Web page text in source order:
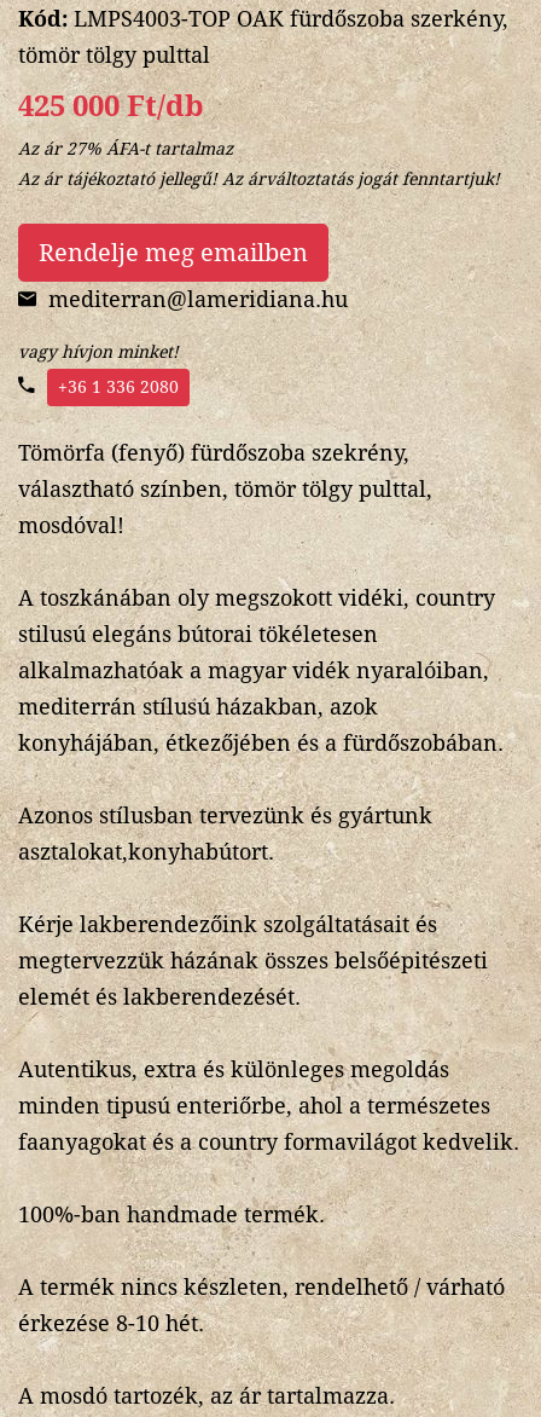
Kód:LMPS4003-TOP OAK fürdőszoba szerkény,
tömör tölgy pulttal
425 000 Ft/db
Az ár 27% ÁFA-t tartalmaz
Az ár tájékoztató jellegű! Az árváltoztatás jogát fenntartjuk!
Rendelje meg emailben
mediterran@lameridiana.hu
vagy hívjon minket!
+36 1 336 2080
Tömörfa (fenyő) fürdőszoba szekrény,
választható színben, tömör tölgy pulttal,
mosdóval!
A toszkánában oly megszokott vidéki, country
stilusú elegáns bútorai tökéletesen
alkalmazhatóak a magyar vidék nyaralóiban,
mediterrán stílusú házakban, azok
konyhájában, étkezőjében és a fürdőszobában.
Azonos stílusban tervezünk és gyártunk
asztalokat,konyhabútort.
Kérje lakberendezőink szolgáltatásait és
megtervezzük házának összes belsőépitészeti
elemét és lakberendezését.
Autentikus, extra és különleges megoldás
minden tipusú enteriőrbe, ahol a természetes
faanyagokat és a country formavilágot kedvelik.
100%-ban handmade termék.
A termék nincs készleten, rendelhető / várható
érkezése 8-10 hét.
A mosdó tartozék, az ár tartalmazza.